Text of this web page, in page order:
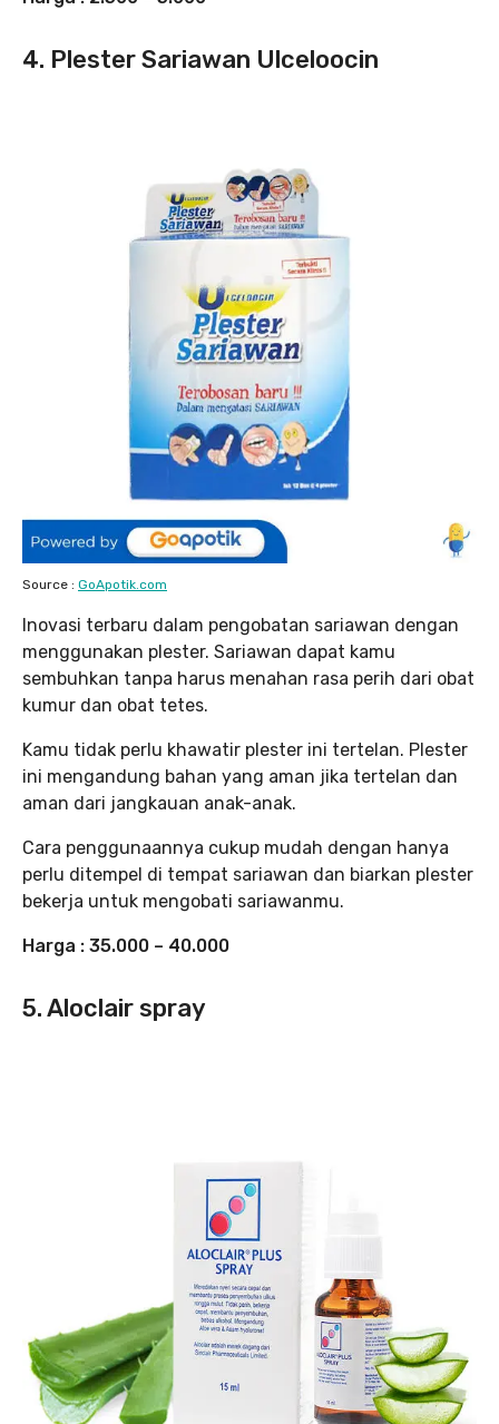
4. Plester Sariawan Ulceloocin
Source : GoApotik.com
Inovasi terbaru dalam pengobatan sariawan dengan
menggunakan plester. Sariawan dapat kamu
sembuhkan tanpa harus menahan rasa perih dari obat
kumur dan obat tetes.
Kamu tidak perlu khawatir plester ini tertelan. Plester
ini mengandung bahan yang aman jika tertelan dan
aman dari jangkauan anak-anak.
Cara penggunaannya cukup mudah dengan hanya
perlu ditempel di tempat sariawan dan biarkan plester
bekerja untuk mengobati sariawanmu.
Harga : 35.000 – 40.000
5. Aloclair spray